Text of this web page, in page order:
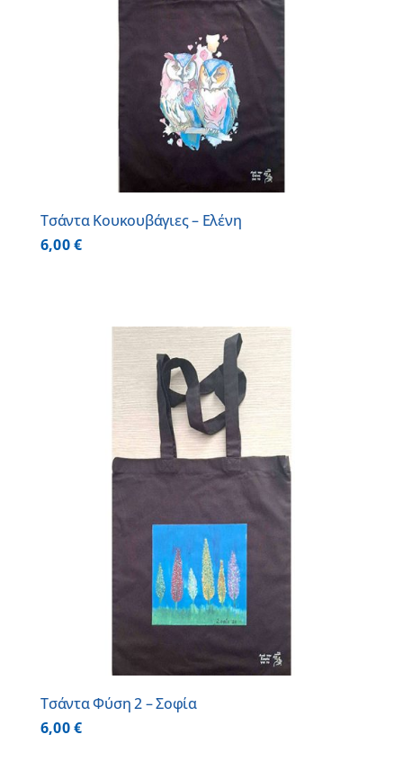
Τσάντα Κουκουβάγιες – Ελένη
6,00€
Τσάντα Φύση 2 – Σοφία
6,00€